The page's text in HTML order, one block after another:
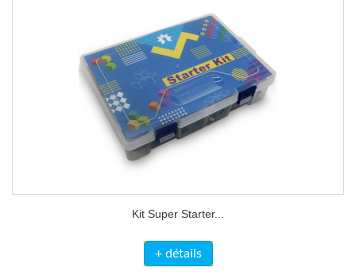
Kit Super Starter...
+ détails